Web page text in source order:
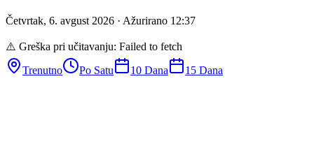
Četvrtak, 6. avgust 2026 · Ažurirano 12:37
⚠️ Greška pri učitavanju: Failed to fetch
Trenutno
Po Satu 10 Dana 15 Dana